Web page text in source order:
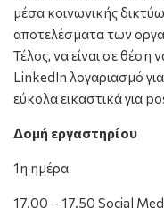
μέσα κοινωνικής
αποτελέσματα των
Τέλος, να είναι σε θέση
LinkedIn λογαριασμό
εύκολα εικαστικά για
Δομή εργαστηρίου
1η ημέρα
17.00 – 17.50 Social